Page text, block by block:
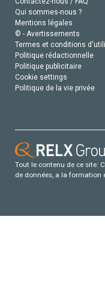
Qui sommes-nous ?
Mentions légales
© - Avertissements
Termes et conditions
Politique rédactionnelle
Politique publicitaire
Cookie settings
Politique de la vie privée
Tout le contenu de ce site:
de données, a la formation